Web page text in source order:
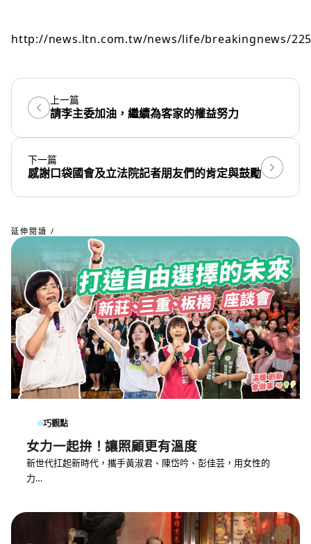
http://news.ltn.com.tw/news/life/breakingnews/
上一篇
請李主委加油，繼續為客家的權益努力
下一篇
感謝口袋國會及立法院記者朋友們的肯定與鼓勵
延伸閱讀 /
巧觀點
女力一起拚！讓照顧更有溫度
新世代扛起新時代，攜手黃淑君、陳岱吟、彭佳芸，用女性的
力…